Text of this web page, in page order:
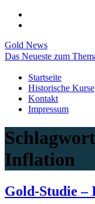
Gold News
Das Neueste zum
Startseite
Historische Kurse
Kontakt
Impressum
Inflation
Gold-Studie –